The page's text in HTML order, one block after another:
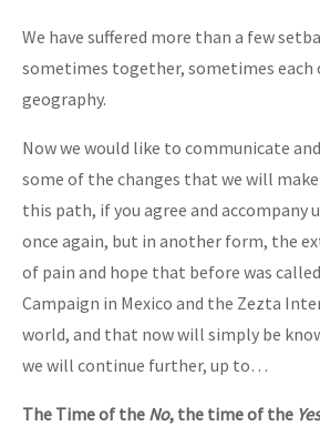
We have suffered more than a few
sometimes together, sometimes each
geography.
Now we would like to communicate
some of the changes that we will
this path, if you agree and accompany
once again, but in another form, the
of pain and hope that before was
Campaign in Mexico and the Zezta
world, and that now will simply be
we will continue further, up to…
The Time of the No, the time of the Yes